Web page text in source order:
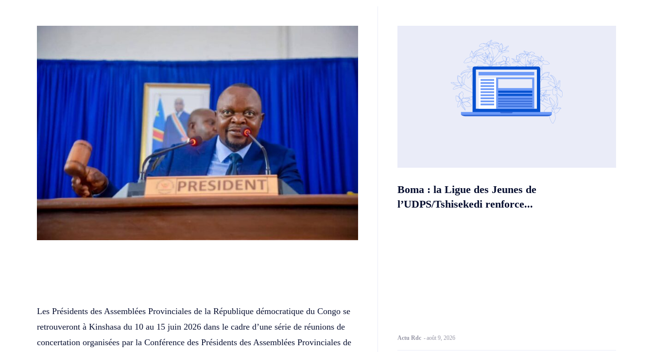
Les Présidents des Assemblées Provinciales de la République démocratique du Congo se
retrouveront à Kinshasa du 10 au 15 juin 2026 dans le cadre d’une série de réunions de
concertation organisées par la Conférence des Présidents des Assemblées Provinciales de
Boma : la Ligue des Jeunes de
l’UDPS/Tshisekedi renforce...
Actu Rdc -août 9, 2026